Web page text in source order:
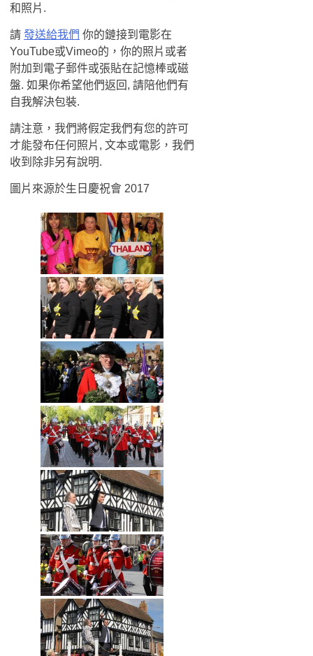
和照片.
請 發送給我們 你的鏈接到電影在
YouTube或Vimeo的，你的照片或者
附加到電子郵件或張貼在記憶棒或磁
盤. 如果你希望他們返回, 請陪他們有
自我解決包裝.
請注意，我們將假定我們有您的許可
才能發布任何照片, 文本或電影，我們
收到除非另有說明.
圖片來源於生日慶祝會 2017